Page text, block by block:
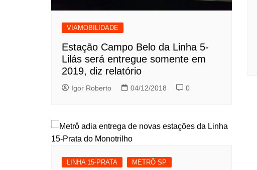
VIAMOBILIDADE
Estação Campo Belo da Linha 5-
Lilás será entregue somente em
2019, diz relatório
Igor Roberto 04/12/2018 0
LINHA 15-PRATA METRÔ SP